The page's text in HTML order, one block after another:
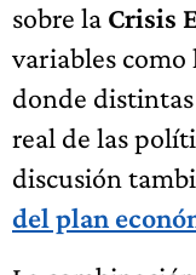
sobre la Crisis
variables
donde
real de las
discusión
del plan